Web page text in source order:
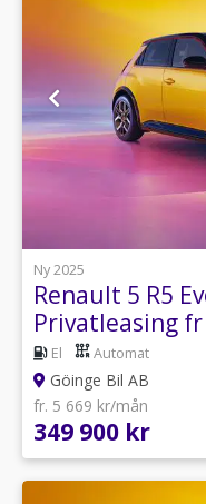
Ny 2025
Renault 5 R5
Privatleasing
El Automat
Göinge Bil AB
fr. 5 669 kr/mån
349 900 kr